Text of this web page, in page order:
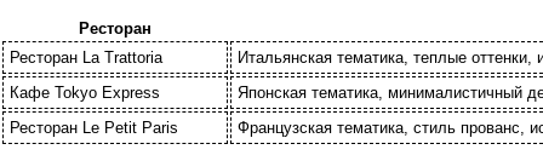
Ресторан
Ресторан La Trattoria
Итальянская тематика, теплые
Кафе Tokyo Express
Японская тематика, минималистичный
Ресторан Le Petit Paris
Французская тематика, стиль прованс,